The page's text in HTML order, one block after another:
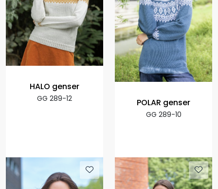
HALO genser
GG 289-12 POLAR genser
GG 289-10